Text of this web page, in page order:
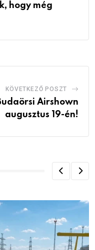
hogy még
KÖVETKEZŐ POSZT
Airshown
augusztus 19-én!